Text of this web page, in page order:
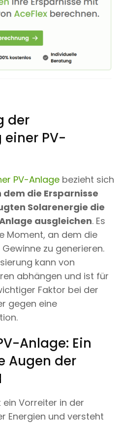
der
PV-
PV-Anlage bezieht sich
dem die Ersparnisse
Solarenergie die
ausgleichen. Es
Moment, an dem die
zu generieren.
kann von
abhängen und ist für
Faktor bei der
gegen eine
Anlage: Ein
Augen der
ein Vorreiter in der
Energien und versteht